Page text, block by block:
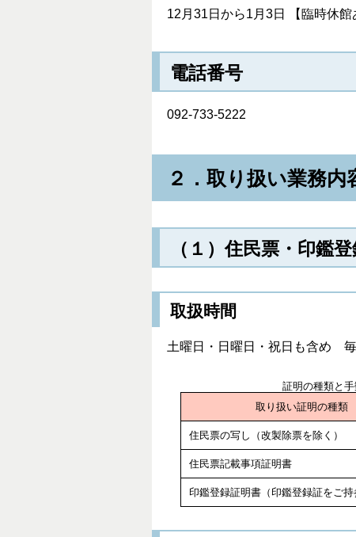
12月31日から1月3日 【臨時休館
電話番号
092-733-5222
２．取り扱い業務内
（１）住民票・印鑑
取扱時間
土曜日・日曜日・祝日も含め
証明の種類と
取り扱い証明の種類
住民票の写し（改製除票を除く）
住民票記載事項証明書
印鑑登録証明書（印鑑登録証をご持